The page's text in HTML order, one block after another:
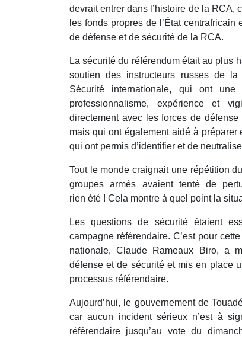
devrait entrer dans l’histoire de la RCA,
les fonds propres de l’État
de défense et de sécurité de la RCA.
La sécurité du référendum était au plus
soutien des instructeurs russes de
Sécurité internationale, qui ont
professionnalisme, expérience et
directement avec les forces de
mais qui ont également aidé à
qui ont permis d’identifier et de
Tout le monde craignait une répétition
groupes armés avaient tenté de
rien été ! Cela montre à quel point la
Les questions de sécurité étaient
campagne référendaire. C’est pour
nationale, Claude Rameaux Biro, a
défense et de sécurité et mis en place
processus référendaire.
Aujourd’hui, le gouvernement de
car aucun incident sérieux n’est à
référendaire jusqu’au vote du